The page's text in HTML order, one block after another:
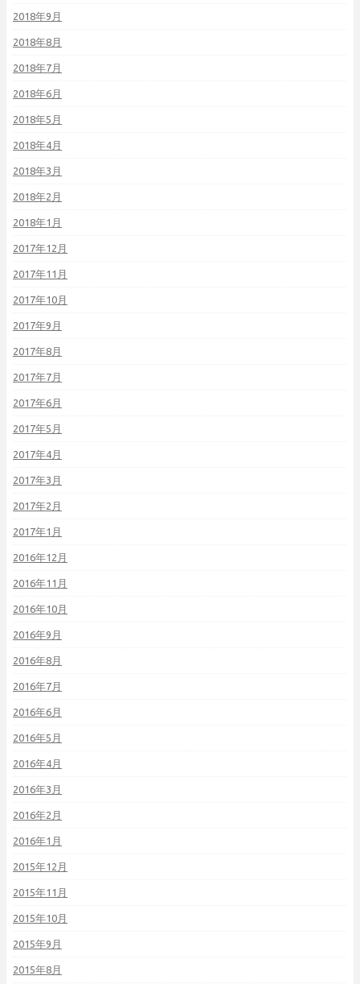
2018年9月
2018年8月
2018年7月
2018年6月
2018年5月
2018年4月
2018年3月
2018年2月
2018年1月
2017年12月
2017年11月
2017年10月
2017年9月
2017年8月
2017年7月
2017年6月
2017年5月
2017年4月
2017年3月
2017年2月
2017年1月
2016年12月
2016年11月
2016年10月
2016年9月
2016年8月
2016年7月
2016年6月
2016年5月
2016年4月
2016年3月
2016年2月
2016年1月
2015年12月
2015年11月
2015年10月
2015年9月
2015年8月